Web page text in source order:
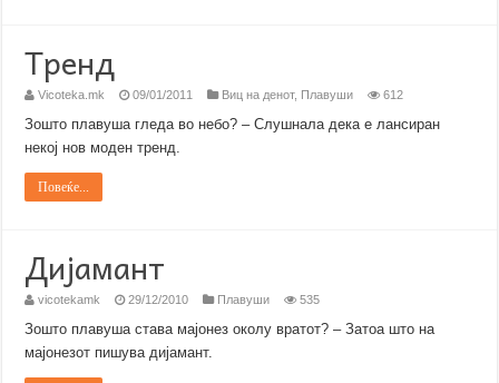
Тренд
Vicoteka.mk 09/01/2011 Виц на денот, Плавуши 612
Зошто плавуша гледа во небо? – Слушнала дека е лансиран
некој нов моден тренд.
Повеќе...
Дијамант
vicotekamk 29/12/2010 Плавуши 535
Зошто плавуша става мајонез околу вратот? – Затоа што на
мајонезот пишува дијамант.